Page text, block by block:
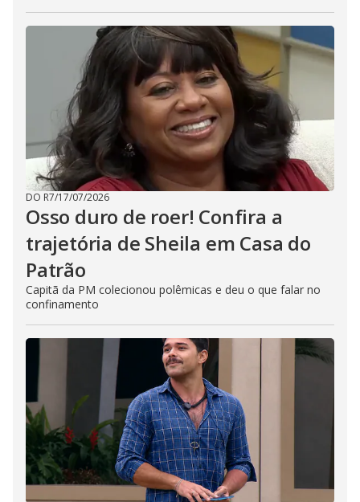
DO R7/17/07/2026
Osso duro de roer! Confira a
trajetória de Sheila em Casa do
Patrão
Capitã da PM colecionou polêmicas e deu o que falar no
confinamento